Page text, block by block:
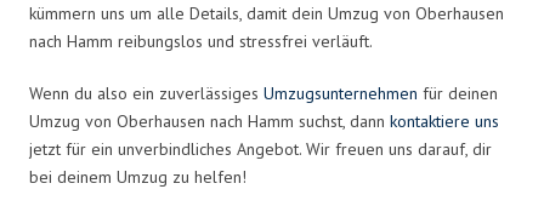
kümmern uns um alle Details, damit dein Umzug von Oberhausen
nach Hamm reibungslos und stressfrei verläuft.
Wenn du also ein zuverlässiges Umzugsunternehmen für deinen
Umzug von Oberhausen nach Hamm suchst, dann kontaktiere uns
jetzt für ein unverbindliches Angebot. Wir freuen uns darauf, dir
bei deinem Umzug zu helfen!